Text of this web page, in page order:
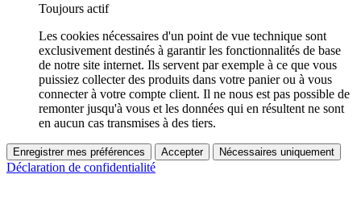
Toujours actif
Les cookies nécessaires d'un point de vue technique sont
exclusivement destinés à garantir les fonctionnalités de base
de notre site internet. Ils servent par exemple à ce que vous
puissiez collecter des produits dans votre panier ou à vous
connecter à votre compte client. Il ne nous est pas possible de
remonter jusqu'à vous et les données qui en résultent ne sont
en aucun cas transmises à des tiers.
Enregistrer mes préférences Accepter Nécessaires uniquement
Déclaration de confidentialité